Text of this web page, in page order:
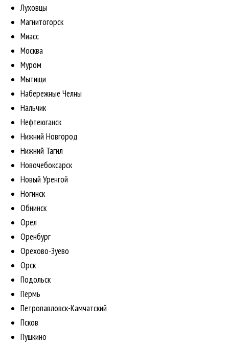
Луховцы
Магнитогорск
Миасс
Москва
Муром
Мытищи
Набережные Челны
Нальчик
Нефтеюганск
Нижний Новгород
Нижний Тагил
Новочебоксарск
Новый Уренгой
Ногинск
Обнинск
Орел
Оренбург
Орехово-Зуево
Орск
Подольск
Пермь
Петропавловск-Камчатский
Псков
Пушкино